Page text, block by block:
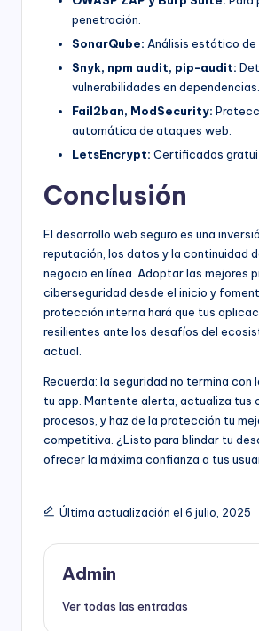
penetración.
SonarQube: Análisis estático de
Snyk, npm audit, pip-audit:
vulnerabilidades en dependencias.
Fail2ban, ModSecurity:
automática de ataques web.
LetsEncrypt: Certificados
Conclusión
El desarrollo web seguro es una
reputación, los datos y la continuidad
negocio en línea. Adoptar las mejores
ciberseguridad desde el inicio y
protección interna hará que tus
resilientes ante los desafíos del
actual.
Recuerda: la seguridad no termina con
tu app. Mantente alerta, actualiza tus
procesos, y haz de la protección tu
competitiva. ¿Listo para blindar tu
ofrecer la máxima confianza a tus
Última actualización el 6 julio, 2025
Admin
Ver todas las entradas